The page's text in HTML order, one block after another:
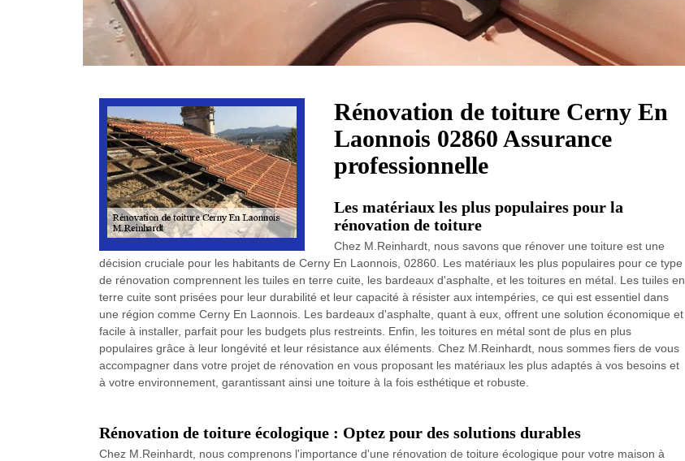
Rénovation de toiture Cerny En
Laonnois 02860 Assurance
professionnelle
Les matériaux les plus populaires pour la
rénovation de toiture
Chez M.Reinhardt, nous savons que rénover une toiture est une
décision cruciale pour les habitants de Cerny En Laonnois, 02860. Les matériaux les plus populaires pour ce type
de rénovation comprennent les tuiles en terre cuite, les bardeaux d'asphalte, et les toitures en métal. Les tuiles en
terre cuite sont prisées pour leur durabilité et leur capacité à résister aux intempéries, ce qui est essentiel dans
une région comme Cerny En Laonnois. Les bardeaux d'asphalte, quant à eux, offrent une solution économique et
facile à installer, parfait pour les budgets plus restreints. Enfin, les toitures en métal sont de plus en plus
populaires grâce à leur longévité et leur résistance aux éléments. Chez M.Reinhardt, nous sommes fiers de vous
accompagner dans votre projet de rénovation en vous proposant les matériaux les plus adaptés à vos besoins et
à votre environnement, garantissant ainsi une toiture à la fois esthétique et robuste.
Rénovation de toiture écologique : Optez pour des solutions durables
Chez M.Reinhardt, nous comprenons l'importance d'une rénovation de toiture écologique pour votre maison à